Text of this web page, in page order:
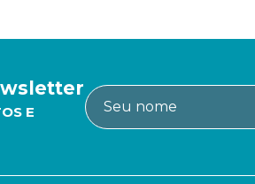
E